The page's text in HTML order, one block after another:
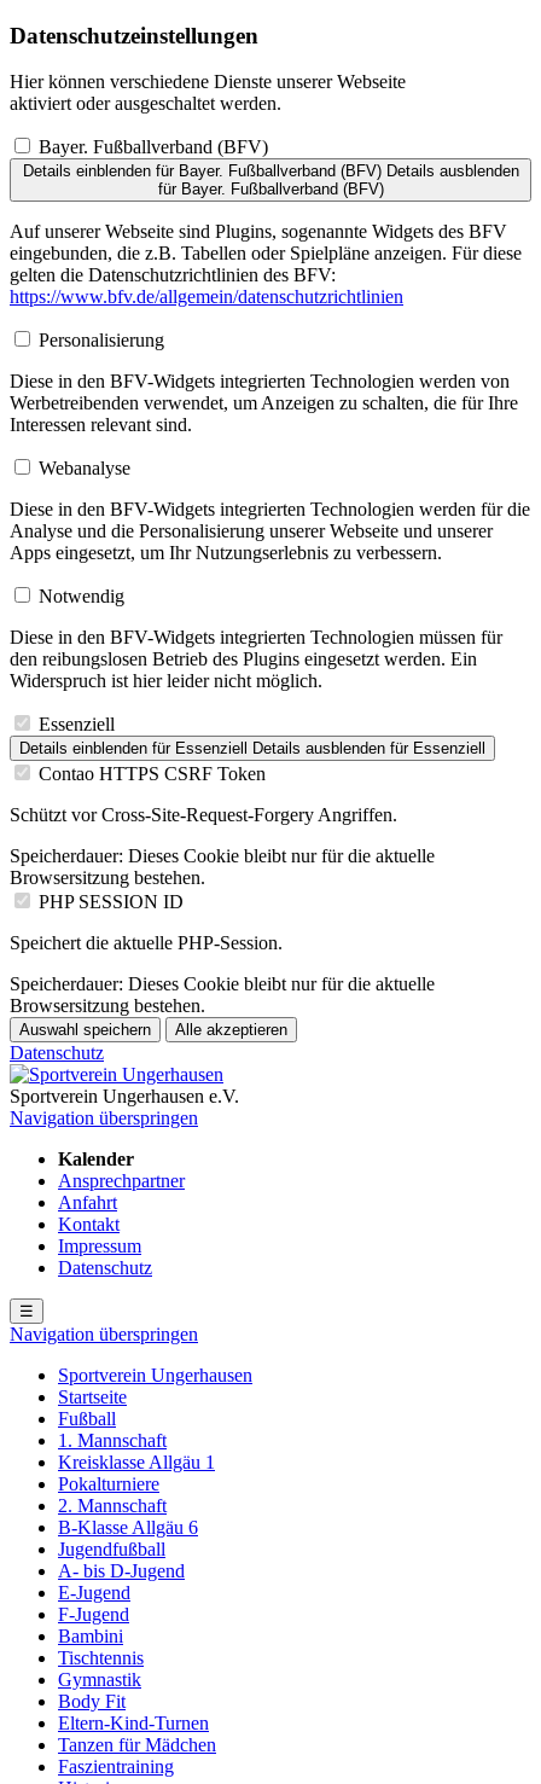
Datenschutzeinstellungen
Hier können verschiedene Dienste unserer Webseite
aktiviert oder ausgeschaltet werden.
Bayer. Fußballverband (BFV)
Details einblendenfür Bayer. Fußballverband (BFV) Details ausblenden
für Bayer. Fußballverband (BFV)
Auf unserer Webseite sind Plugins, sogenannte Widgets des BFV
eingebunden, die z.B. Tabellen oder Spielpläne anzeigen. Für diese
gelten die Datenschutzrichtlinien des BFV:
https://www.bfv.de/allgemein/datenschutzrichtlinien
Personalisierung
Diese in den BFV-Widgets integrierten Technologien werden von
Werbetreibenden verwendet, um Anzeigen zu schalten, die für Ihre
Interessen relevant sind.
Webanalyse
Diese in den BFV-Widgets integrierten Technologien werden für die
Analyse und die Personalisierung unserer Webseite und unserer
Apps eingesetzt, um Ihr Nutzungserlebnis zu verbessern.
Notwendig
Diese in den BFV-Widgets integrierten Technologien müssen für
den reibungslosen Betrieb des Plugins eingesetzt werden. Ein
Widerspruch ist hier leider nicht möglich.
Essenziell
Details einblenden für Essenziell Details ausblenden für Essenziell
Contao HTTPS CSRF Token
Schützt vor Cross-Site-Request-Forgery Angriffen.
Speicherdauer: Dieses Cookie bleibt nur für die aktuelle
Browsersitzung bestehen.
PHP SESSION ID
Speichert die aktuelle PHP-Session.
Speicherdauer: Dieses Cookie bleibt nur für die aktuelle
Browsersitzung bestehen.
Auswahl speichern Alle akzeptieren
Datenschutz
Sportverein Ungerhausen e.V.
Navigation überspringen
Kalender
Ansprechpartner
Anfahrt
Kontakt
Impressum
Datenschutz
☰
Navigation überspringen
Sportverein Ungerhausen
Startseite
Fußball
1. Mannschaft
Kreisklasse Allgäu 1
Pokalturniere
2. Mannschaft
B-Klasse Allgäu 6
Jugendfußball
A- bis D-Jugend
E-Jugend
F-Jugend
Bambini
Tischtennis
Gymnastik
Body Fit
Eltern-Kind-Turnen
Tanzen für Mädchen
Faszientraining